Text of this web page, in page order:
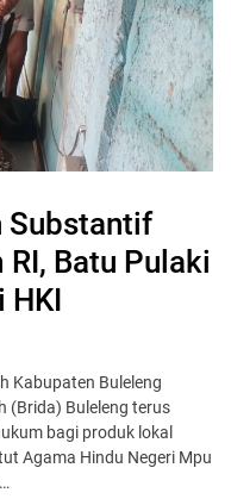
Substantif
Batu Pulaki
HKI
Kabupaten Buleleng
(Brida) Buleleng terus
bagi produk lokal
Agama Hindu Negeri Mpu